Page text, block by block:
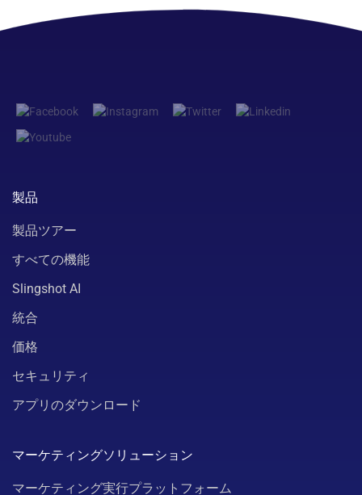
製品
製品ツアー
すべての機能
Slingshot AI
統合
価格
セキュリティ
アプリのダウンロード
マーケティングソリューション
マーケティング実行プラットフォーム